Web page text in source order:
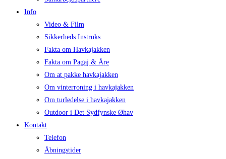
Info
Video & Film
Sikkerheds Instruks
Fakta om Havkajakken
Fakta om Pagaj & Åre
Om at pakke havkajakken
Om vinterroning i havkajakken
Om turledelse i havkajakken
Outdoor i Det Sydfynske Øhav
Kontakt
Telefon
Åbningstider